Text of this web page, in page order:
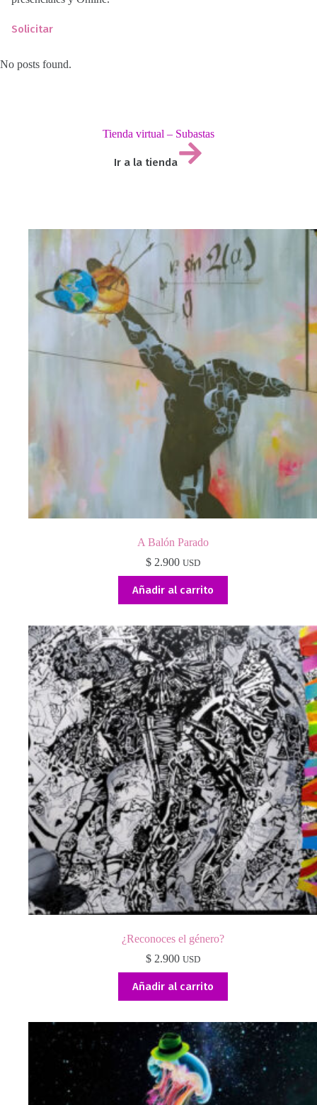
Solicitar
No posts found.
Tienda virtual – Subastas
Ir a la tienda
A Balón Parado
$2.900 USD
Añadir al carrito
¿Reconoces el género?
$2.900 USD
Añadir al carrito